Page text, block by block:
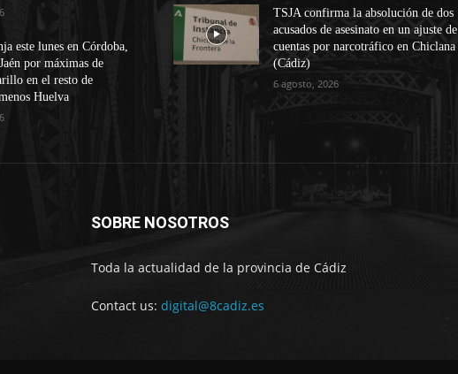
este lunes en Córdoba,
por máximas de
en el resto de
Huelva
TSJA confirma la absolución de dos
acusados de asesinato en un ajuste de
cuentas por narcotráfico en Chiclana
(Cádiz)
6 agosto, 2026
SOBRE NOSOTROS
Toda la actualidad de la provincia de Cádiz
Contact us: digital@8cadiz.es